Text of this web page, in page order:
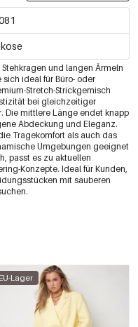
und langen Ärmeln
ideal für Büro- oder
Stretch-Strickgemisch
bei gleichzeitiger
Die mittlere Länge endet knapp
Abdeckung und Eleganz.
Tragekomfort als auch das
Umgebungen geeignet
passt es zu aktuellen
Konzepte. Ideal für Kunden,
mit sauberen
EU-Lager